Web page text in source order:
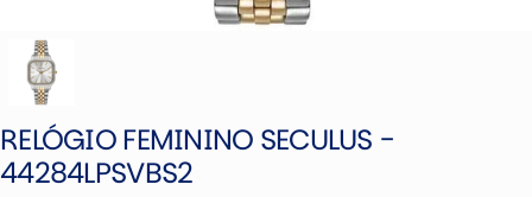
RELÓGIO FEMININO SECULUS -
44284LPSVBS2